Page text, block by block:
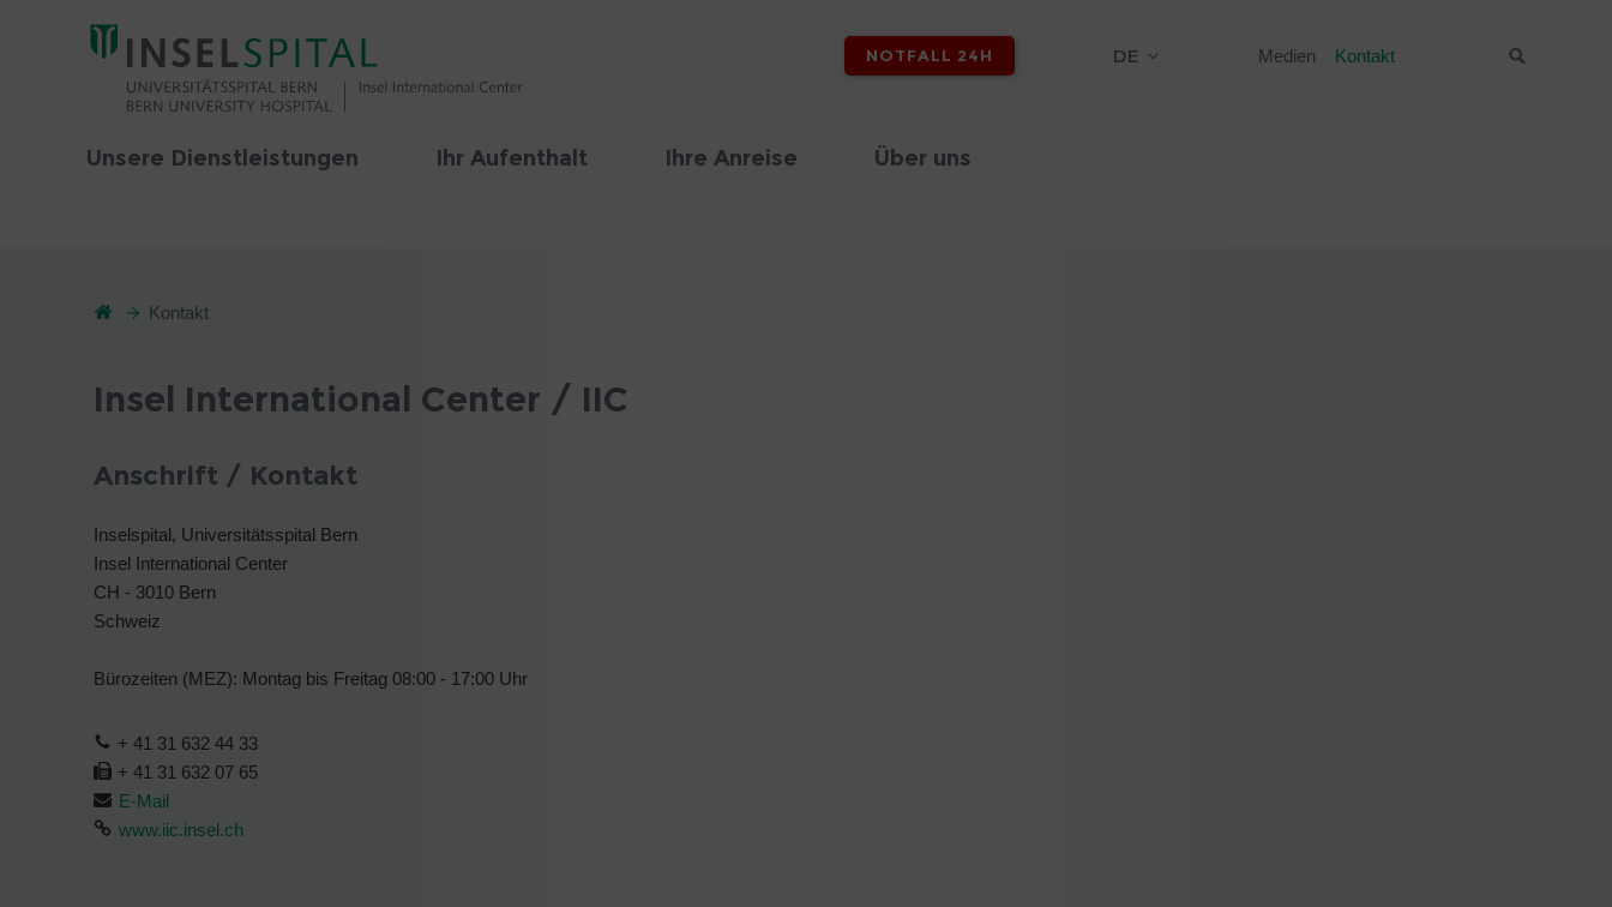
NOTFALL 24H DE Medien Kontakt
Unsere Dienstleistungen Ihr Aufenthalt Ihre Anreise Über uns
Kontakt
Insel International Center / IIC
Anschrift / Kontakt
Inselspital, Universitätsspital Bern
Insel International Center
CH - 3010 Bern
Schweiz
Bürozeiten (MEZ): Montag bis Freitag 08:00 - 17:00 Uhr
+ 41 31 632 44 33
+ 41 31 632 07 65
E-Mail
www.iic.insel.ch